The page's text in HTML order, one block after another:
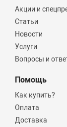
Акции и
Статьи
Новости
Услуги
Вопросы и
Помощь
Как купить?
Оплата
Доставка